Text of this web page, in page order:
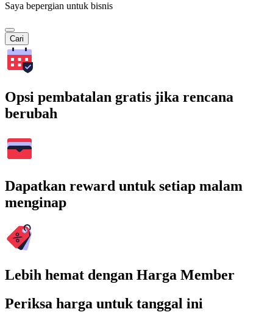
Saya bepergian untuk bisnis
Cari
Opsi pembatalan gratis jika rencana
berubah
Dapatkan reward untuk setiap malam
menginap
Lebih hemat dengan Harga Member
Periksa harga untuk tanggal ini